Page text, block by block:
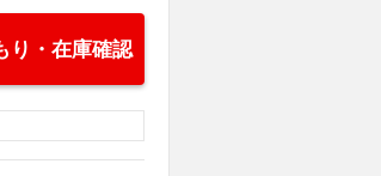
り・在庫確認